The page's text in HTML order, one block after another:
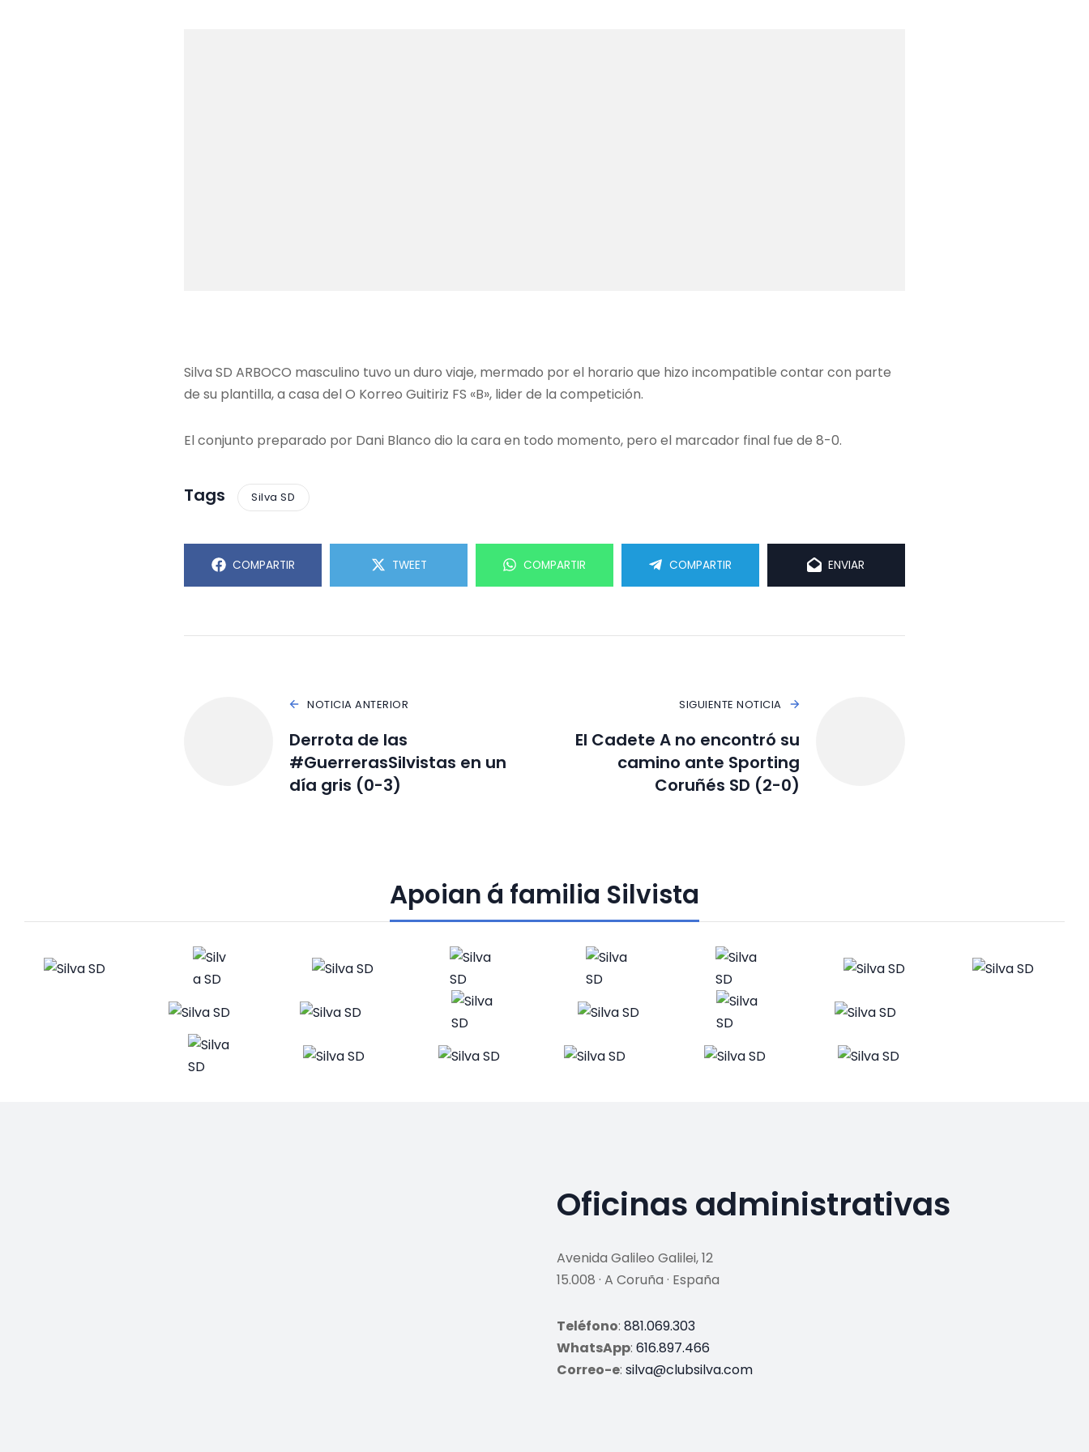
Silva SD ARBOCO masculino tuvo un duro viaje, mermado por el horario que hizo incompatible contar con parte
de su plantilla, a casa del O Korreo Guitiriz FS «B», lider de la competición.
El conjunto preparado por Dani Blanco dio la cara en todo momento, pero el marcador final fue de 8-0.
Tags Silva SD
COMPARTIR TWEET COMPARTIR COMPARTIR ENVIAR
NOTICIA ANTERIOR
Derrota de las
#GuerrerasSilvistas en un
día gris (0-3)
SIGUIENTE NOTICIA
El Cadete A no encontró su
camino ante Sporting
Coruñés SD (2-0)
Apoian á familia Silvista
Oficinas administrativas
Avenida Galileo Galilei, 12
15.008 · A Coruña · España
Teléfono: 881.069.303
WhatsApp: 616.897.466
Correo-e: silva@clubsilva.com